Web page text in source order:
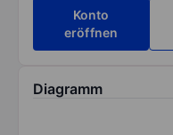
Konto
eröffnen
Diagramm